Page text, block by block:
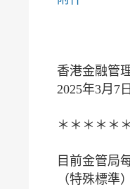
香港金融管
2025年3月7日
＊＊＊＊＊
目前金管局
（特殊標